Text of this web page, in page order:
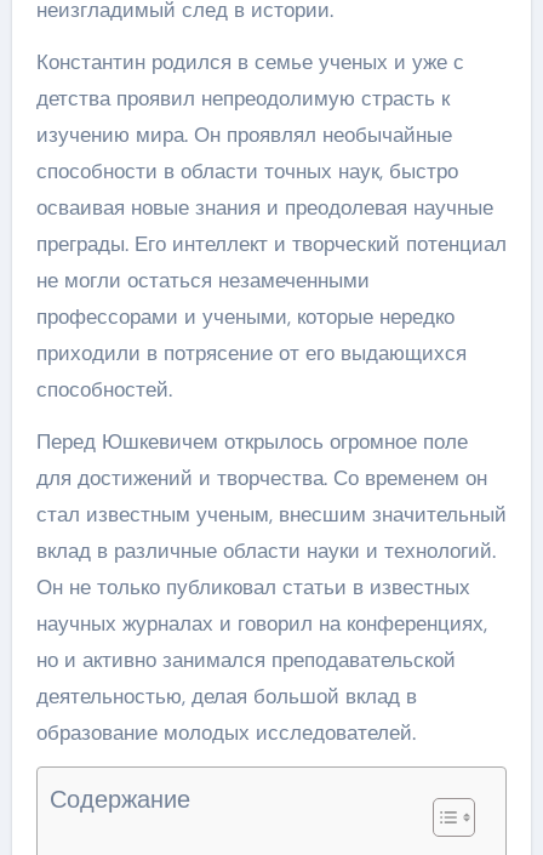
неизгладимый след в истории.
Константин родился в семье ученых и уже с
детства проявил непреодолимую страсть к
изучению мира. Он проявлял необычайные
способности в области точных наук, быстро
осваивая новые знания и преодолевая научные
преграды. Его интеллект и творческий потенциал
не могли остаться незамеченными
профессорами и учеными, которые нередко
приходили в потрясение от его выдающихся
способностей.
Перед Юшкевичем открылось огромное поле
для достижений и творчества. Со временем он
стал известным ученым, внесшим значительный
вклад в различные области науки и технологий.
Он не только публиковал статьи в известных
научных журналах и говорил на конференциях,
но и активно занимался преподавательской
деятельностью, делая большой вклад в
образование молодых исследователей.
Содержание